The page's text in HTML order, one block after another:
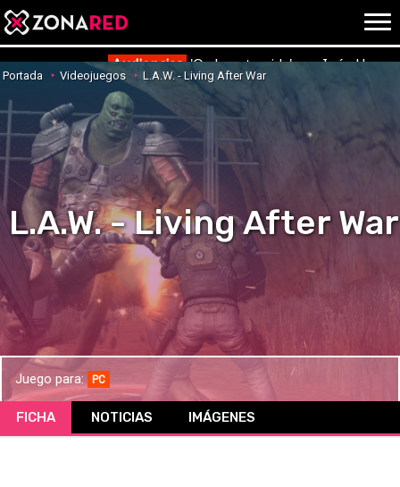
{literal}{/literal}
HOME JUEGOS
NOTICIAS
OPINIÓN
REPORTAJES
ANÁLISIS
AVANCES VÍDEOS
TRUCOS OCIO
CINE
TV
E3
Audiencias 'Ordena tu vida' con Inés
Portada Videojuegos L.A.W. - Living After War
L.A.W. - Living After War
Juego para: PC
FICHA NOTICIAS IMÁGENES